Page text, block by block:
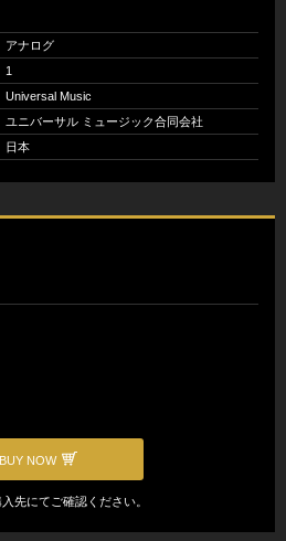
アナログ
1
Universal Music
ユニバーサル ミュージック合同会社
日本
BUY NOW
先にてご確認ください。